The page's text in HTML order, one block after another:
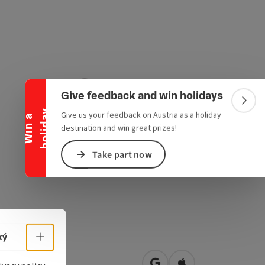
W
i
n
a
h
o
l
i
d
a y
Collapse banner Give feedback and win holidays
Give us your feedback on Austria as a holiday
destination and win great prizes!
Take part now
Select language - Open menu